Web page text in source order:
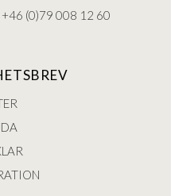
+46 (0)79 008 12 60